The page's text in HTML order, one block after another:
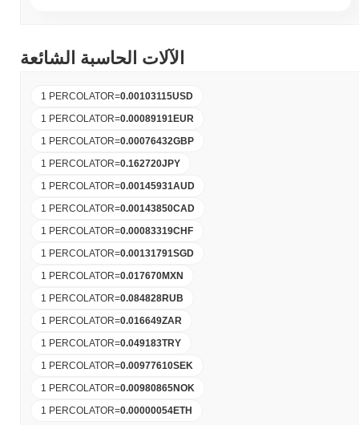
الآلات الحاسبة الشائعة
1 PERCOLATOR=0.00103115USD
1 PERCOLATOR=0.00089191EUR
1 PERCOLATOR=0.00076432GBP
1 PERCOLATOR=0.162720JPY
1 PERCOLATOR=0.00145931AUD
1 PERCOLATOR=0.00143850CAD
1 PERCOLATOR=0.00083319CHF
1 PERCOLATOR=0.00131791SGD
1 PERCOLATOR=0.017670MXN
1 PERCOLATOR=0.084828RUB
1 PERCOLATOR=0.016649ZAR
1 PERCOLATOR=0.049183TRY
1 PERCOLATOR=0.00977610SEK
1 PERCOLATOR=0.00980865NOK
1 PERCOLATOR=0.00000054ETH